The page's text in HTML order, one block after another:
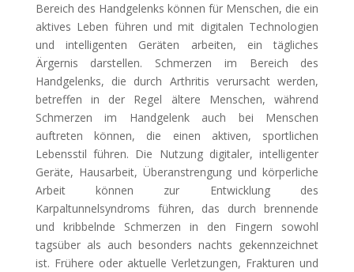
Bereich des Handgelenks können für Menschen, die ein
aktives Leben führen und mit digitalen Technologien
und intelligenten Geräten arbeiten, ein tägliches
Ärgernis darstellen. Schmerzen im Bereich des
Handgelenks, die durch Arthritis verursacht werden,
betreffen in der Regel ältere Menschen, während
Schmerzen im Handgelenk auch bei Menschen
auftreten können, die einen aktiven, sportlichen
Lebensstil führen. Die Nutzung digitaler, intelligenter
Geräte, Hausarbeit, Überanstrengung und körperliche
Arbeit können zur Entwicklung des
Karpaltunnelsyndroms führen, das durch brennende
und kribbelnde Schmerzen in den Fingern sowohl
tagsüber als auch besonders nachts gekennzeichnet
ist. Frühere oder aktuelle Verletzungen, Frakturen und